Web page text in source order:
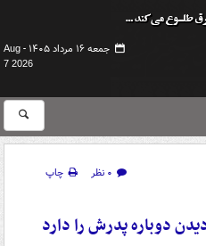
جمعه ۱۶ مرداد ۱۴۰۵ -
Aug
7 2026
۰ نظر
چاپ
دوباره پدرش را دارد